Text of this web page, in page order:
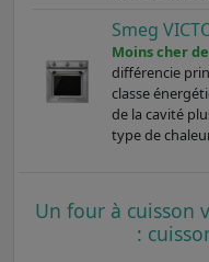
Smeg
Moins cher
différencie
classe
de la cavité
type de
Un four à cuisson
: